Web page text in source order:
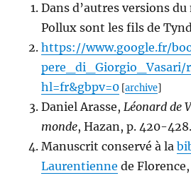
Dans d’autres versions
Pollux sont les fils de
https://www.google.fr/
pere_di_Giorgio_Vasari/
hl=fr&gbpv=0 [archive]
Daniel Arasse,Léonard de
monde, Hazan, p. 420-428.
Manuscrit conservé à la
Laurentienne de